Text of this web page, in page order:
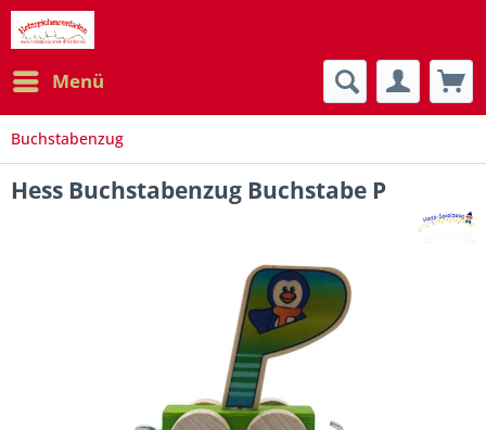
Menü
Buchstabenzug
Hess Buchstabenzug Buchstabe P